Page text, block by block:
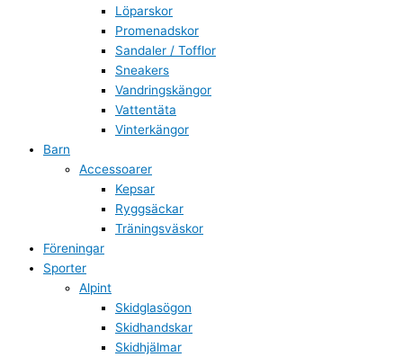
Löparskor
Promenadskor
Sandaler / Tofflor
Sneakers
Vandringskängor
Vattentäta
Vinterkängor
Barn
Accessoarer
Kepsar
Ryggsäckar
Träningsväskor
Föreningar
Sporter
Alpint
Skidglasögon
Skidhandskar
Skidhjälmar